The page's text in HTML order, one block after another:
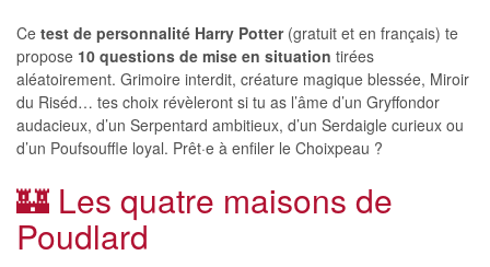
Ce test de personnalité Harry Potter(gratuit et en français) te
propose 10 questions de mise en situation tirées
aléatoirement. Grimoire interdit, créature magique blessée, Miroir
du Riséd… tes choix révèleront si tu as l’âme d’un Gryffondor
audacieux, d’un Serpentard ambitieux, d’un Serdaigle curieux ou
d’un Poufsouffle loyal. Prêt·e à enfiler le Choixpeau ?
🏰 Les quatre maisons de
Poudlard